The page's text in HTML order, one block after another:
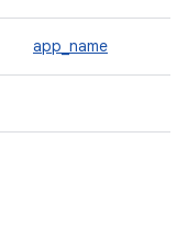
app_name